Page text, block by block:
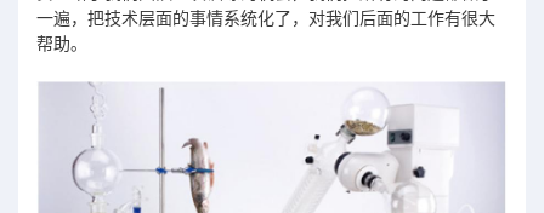
一遍，把技术层面的事情系统化了，对我们后面的工作有很大
帮助。